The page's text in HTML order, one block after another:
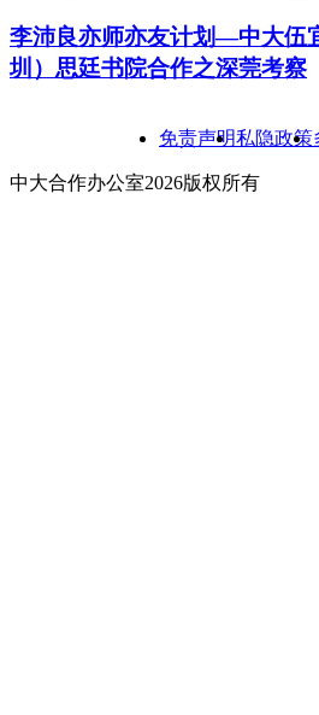
李沛良亦师亦友计划—中大伍
圳）思廷书院合作之深莞考察
免责声明私隐政策
中大合作办公室2026版权所有